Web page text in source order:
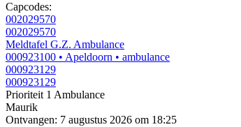
Capcodes:
002029570
002029570
Meldtafel G.Z. Ambulance
000923100 • Apeldoorn • ambulance
000923129
000923129
Prioriteit 1 Ambulance
Maurik
Ontvangen: 7 augustus 2026 om 18:25